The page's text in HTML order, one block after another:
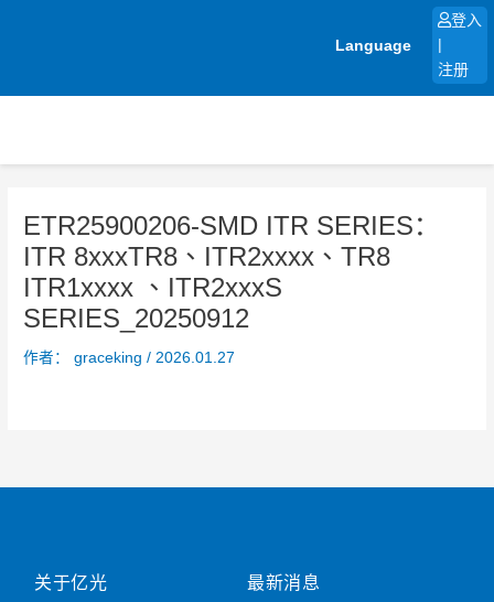
Language
登入
注册
ETR25900206-SMD ITR SERIES：
ITR 8xxxTR8、ITR2xxxx、TR8
ITR1xxxx 、ITR2xxxS
SERIES_20250912
作者： graceking/ 2026.01.27
关于亿光 最新消息